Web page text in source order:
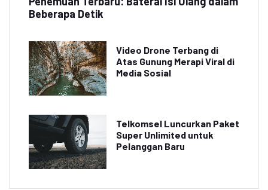
Beberapa Detik
Video Drone Terbang di
Atas Gunung Merapi Viral di
Media Sosial
Telkomsel Luncurkan Paket
Super Unlimited untuk
Pelanggan Baru